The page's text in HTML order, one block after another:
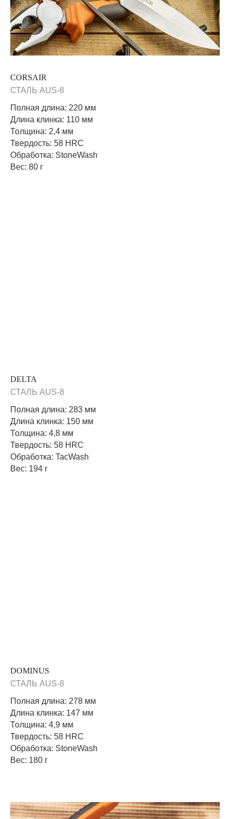
CORSAIR
СТАЛЬ AUS-8
Полная длина: 220 мм
Длина клинка: 110 мм
Толщина: 2,4 мм
Твердость: 58 HRC
Обработка: StoneWash
Вес: 80 г
DELTA
СТАЛЬ AUS-8
Полная длина: 283 мм
Длина клинка: 150 мм
Толщина: 4,8 мм
Твердость: 58 HRC
Обработка: TacWash
Вес: 194 г
DOMINUS
СТАЛЬ AUS-8
Полная длина: 278 мм
Длина клинка: 147 мм
Толщина: 4,9 мм
Твердость: 58 HRC
Обработка: StoneWash
Вес: 180 г